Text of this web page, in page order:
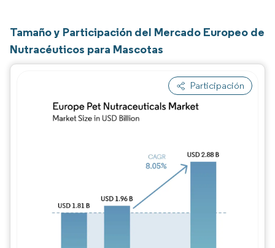
Tamaño y Participación del Mercado Europeo de
Nutracéuticos para Mascotas
Participación